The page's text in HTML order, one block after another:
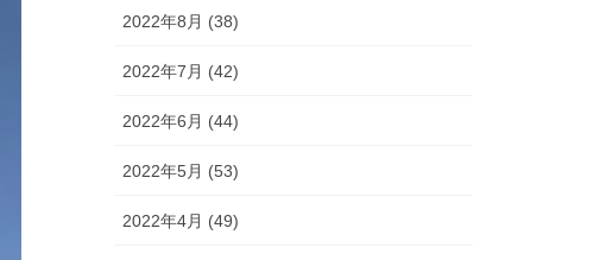
2022年8月 (38)
2022年7月 (42)
2022年6月 (44)
2022年5月 (53)
2022年4月 (49)